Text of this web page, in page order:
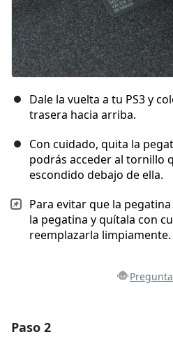
Dale la vuelta a tu PS3 y
trasera hacia arriba.
Con cuidado, quita la
podrás acceder al tornillo
escondido debajo de ella.
Para evitar que la
la pegatina y quítala con
reemplazarla limpiamente.
Paso 2